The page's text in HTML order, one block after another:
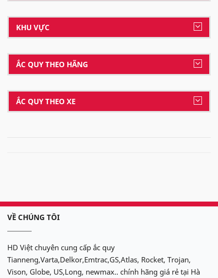
KHU VỰC
ẮC QUY THEO HÃNG
ẮC QUY THEO XE
VỀ CHÚNG TÔI
HD Việt chuyên cung cấp ắc quy
Tianneng,Varta,Delkor,Emtrac,GS,Atlas, Rocket, Trojan,
Vison, Globe, US,Long, newmax.. chính hãng giá rẻ tại Hà